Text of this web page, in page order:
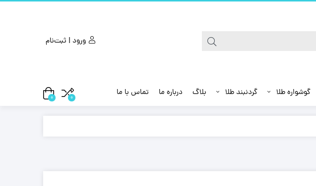
ورود | ثبت‌نام
گوشواره طلا گردنبند طلا بلاگ درباره ما تماس با ما 0
0